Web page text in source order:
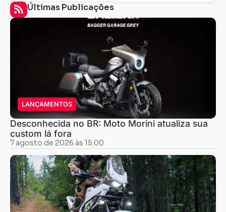
Últimas Publicações
LANÇAMENTOS
Desconhecida no BR: Moto Morini atualiza sua
custom lá fora
7 agosto de 2026 às 15:00